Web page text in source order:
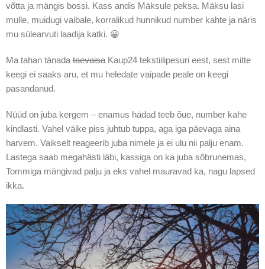
võtta ja mängis bossi. Kass andis Mäksule peksa. Mäksu lasi
mulle, muidugi vaibale, korralikud hunnikud number kahte ja näris
mu sülearvuti laadija katki. 😀
Ma tahan tänadataevaisaKaup24 tekstiilipesuri eest, sest mitte
keegi ei saaks aru, et mu heledate vaipade peale on keegi
pasandanud.
Nüüd on juba kergem – enamus hädad teeb õue, number kahe
kindlasti. Vahel väike piss juhtub tuppa, aga iga päevaga aina
harvem. Vaikselt reageerib juba nimele ja ei ulu nii palju enam.
Lastega saab megahästi läbi, kassiga on ka juba sõbrunemas,
Tommiga mängivad palju ja eks vahel mauravad ka, nagu lapsed
ikka.